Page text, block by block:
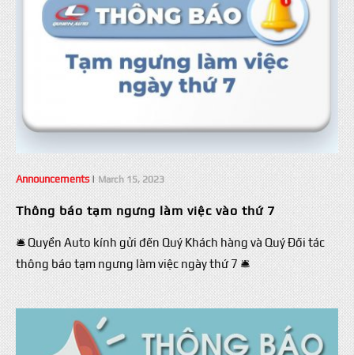
Announcements| March 15, 2023
Thông báo tạm ngưng làm việc vào thứ 7
🛎 Quyền Auto kính gửi đến Quý Khách hàng và Quý Đối tác
thông báo tạm ngưng làm việc ngày thứ 7 🛎